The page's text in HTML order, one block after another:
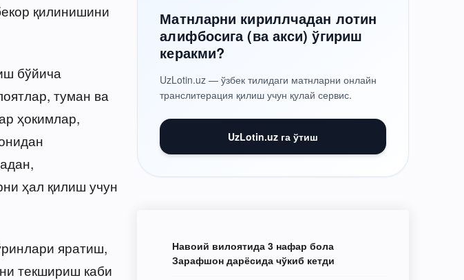
қилинишини
бўйича
туман ва
ҳокимлар,
ҳал қилиш учун
яратиш,
текшириш каби
Матнларни кириллчадан лотин
алифбосига (ва акси) ўгириш
керакми?
UzLotin.uz — ўзбек тилидаги матнларни онлайн
транслитерация қилиш учун қулай сервис.
UzLotin.uz га ўтиш
Навоий вилоятида 3 нафар бола
Зарафшон дарёсида чўкиб кетди